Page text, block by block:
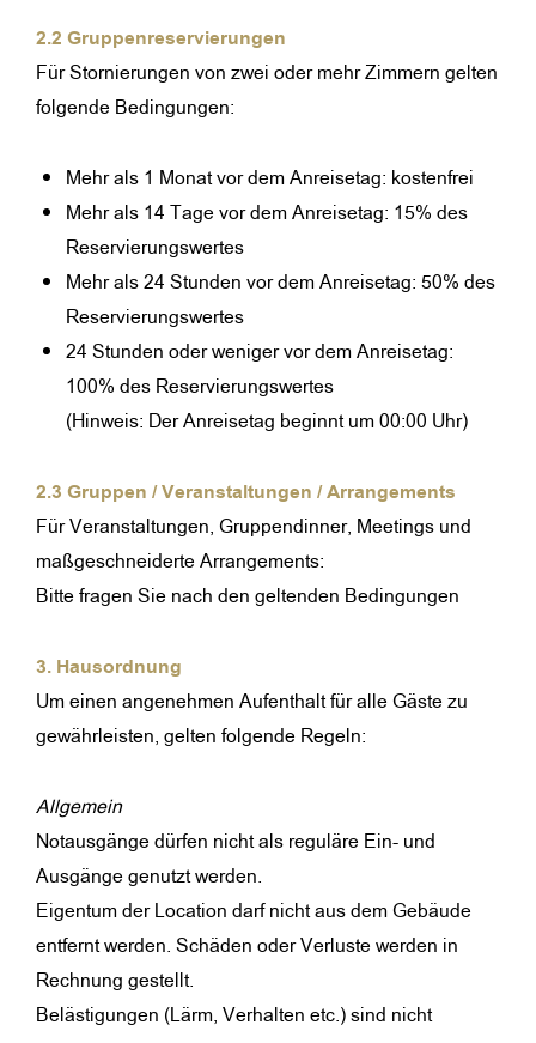
2.2 Gruppenreservierungen
Für Stornierungen von zwei oder mehr Zimmern gelten
folgende Bedingungen:
Mehr als 1 Monat vor dem Anreisetag: kostenfrei
Mehr als 14 Tage vor dem Anreisetag: 15% des
Reservierungswertes
Mehr als 24 Stunden vor dem Anreisetag: 50% des
Reservierungswertes
24 Stunden oder weniger vor dem Anreisetag:
100% des Reservierungswertes
(Hinweis: Der Anreisetag beginnt um 00:00 Uhr)
2.3 Gruppen / Veranstaltungen / Arrangements
Für Veranstaltungen, Gruppendinner, Meetings und
maßgeschneiderte Arrangements:
Bitte fragen Sie nach den geltenden Bedingungen
3. Hausordnung
Um einen angenehmen Aufenthalt für alle Gäste zu
gewährleisten, gelten folgende Regeln:
Allgemein
Notausgänge dürfen nicht als reguläre Ein- und
Ausgänge genutzt werden.
Eigentum der Location darf nicht aus dem Gebäude
entfernt werden. Schäden oder Verluste werden in
Rechnung gestellt.
Belästigungen (Lärm, Verhalten etc.) sind nicht